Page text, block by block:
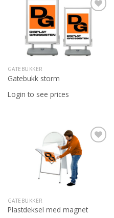
Legg til
ønskeliste
GATEBUKKER
Gatebukk storm
Login to see prices
ønskeliste
GATEBUKKER
Plastdeksel med magnet